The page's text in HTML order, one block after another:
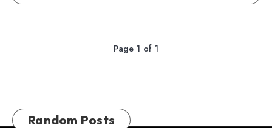
Page 1 of 1
Random Posts